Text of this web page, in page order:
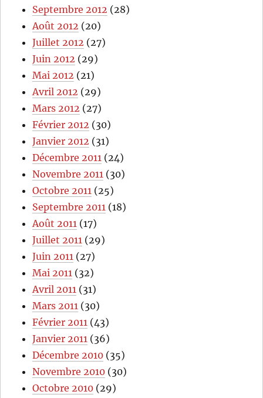
Septembre 2012 (28)
Août 2012 (20)
Juillet 2012 (27)
Juin 2012 (29)
Mai 2012 (21)
Avril 2012 (29)
Mars 2012 (27)
Février 2012 (30)
Janvier 2012 (31)
Décembre 2011 (24)
Novembre 2011 (30)
Octobre 2011 (25)
Septembre 2011 (18)
Août 2011 (17)
Juillet 2011 (29)
Juin 2011 (27)
Mai 2011 (32)
Avril 2011 (31)
Mars 2011 (30)
Février 2011 (43)
Janvier 2011 (36)
Décembre 2010 (35)
Novembre 2010 (30)
Octobre 2010 (29)